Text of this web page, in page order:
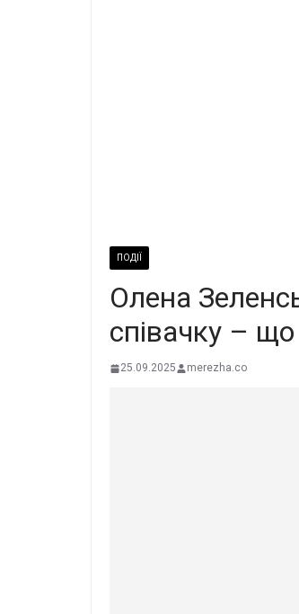
ПОДІЇ
Олена
співачку –
25.09.2025 merezha.co